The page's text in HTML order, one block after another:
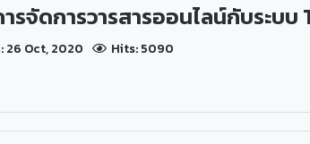
รจัดการวารสารออนไลน์กับระบบ
26 Oct, 2020 Hits: 5090